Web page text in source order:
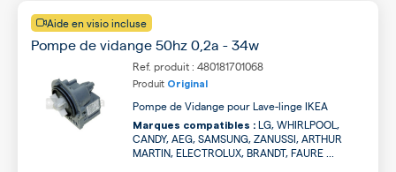
Aide en visio incluse
Pompe de vidange 50hz 0,2a - 34w
Ref. produit : 480181701068
Produit Original
Pompe de Vidange pour Lave-linge IKEA
Marques compatibles : LG, WHIRLPOOL,
CANDY, AEG, SAMSUNG, ZANUSSI, ARTHUR
MARTIN, ELECTROLUX, BRANDT, FAURE ...